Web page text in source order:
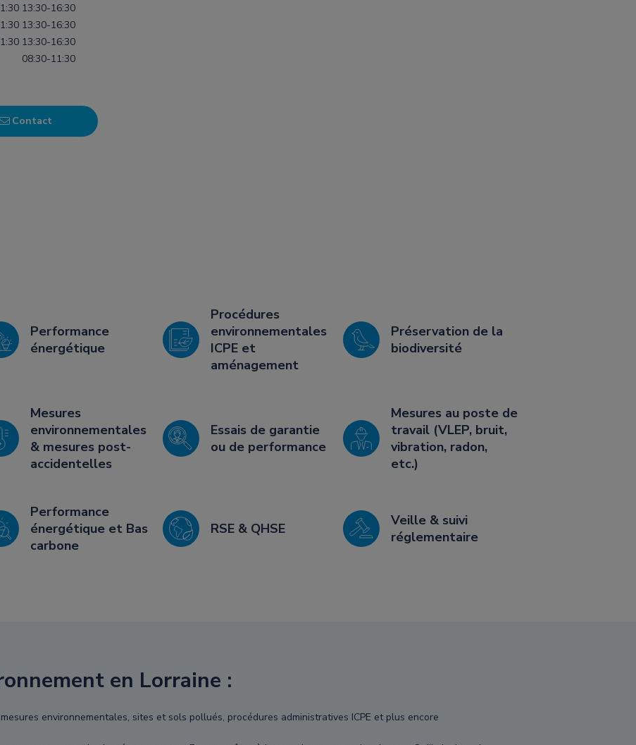
13:30-16:30
13:30-16:30
13:30-16:30
08:30-11:30
Contact
Performance
énergétique
Procédures
environnementales
ICPE et
aménagement
Préservation de la
biodiversité
Mesures
environnementales
& mesures post-
accidentelles
Essais de garantie
ou de performance
Mesures au poste de
travail (VLEP, bruit,
vibration, radon,
etc.)
Performance
énergétique et Bas
carbone
RSE & QHSE
Veille & suivi
réglementaire
en Lorraine :
environnementales, sites et sols pollués, procédures administratives ICPE et plus encore